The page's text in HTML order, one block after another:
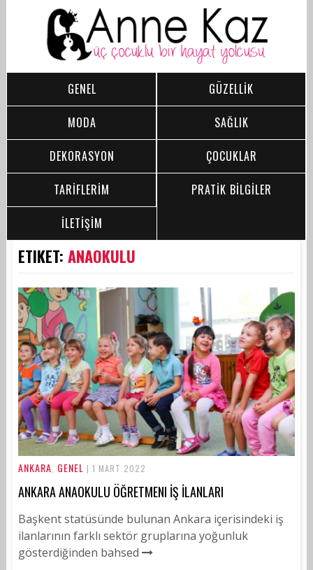
GENEL
GÜZELLİK
MODA
SAĞLIK
DEKORASYON
ÇOCUKLAR
TARİFLERİM
PRATİK BİLGİLER
İLETİŞİM
ETIKET: ANAOKULU
ANKARA GENEL | 1 MART 2022
ANKARA ANAOKULU ÖĞRETMENI İŞ İLANLARI
Başkent statüsünde bulunan Ankara içerisindeki iş
ilanlarının farklı sektör gruplarına yoğunluk
gösterdiğinden bahsed